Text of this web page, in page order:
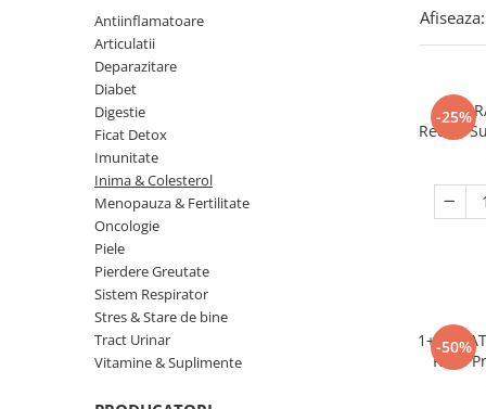
Ficat & Detox
Inima & Colesterol
Menopauza&Fertilitate
Pierdere Greutate
Sucuri Naturale
Sistem Respirator
Stress & Somn
Antiinflamatoare
Articulatii
Deparazitare
Diabet
Digestie
Ficat Detox
Imunitate
Inima & Colesterol
Menopauza & Fertilitate
Oncologie
Piele
Pierdere Greutate
Sistem Respirator
Stres & Stare de bine
Tract Urinar
Vitamine & Suplimente
Afiseaza:
-25%
3+1
Rece –
-50%
1+1
Roșii